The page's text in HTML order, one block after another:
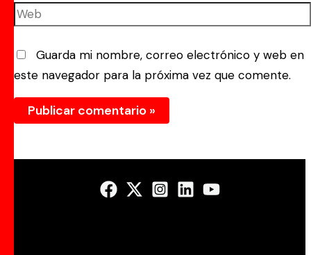
Guarda mi nombre, correo electrónico y web en
este navegador para la próxima vez que comente.